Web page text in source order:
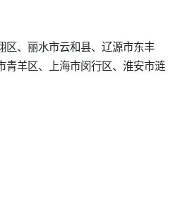
区、丽水市云和县、辽源市东丰
青羊区、上海市闵行区、淮安市涟